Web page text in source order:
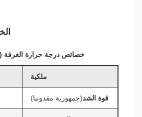
خصائص درجة حرارة الغرفة
ملكية
قوة الشد(جمهورية مقدونيا)